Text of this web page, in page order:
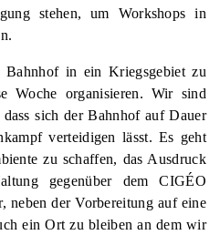
stehen, um Workshops in
Bahnhof in einKriegsgebiet zu
Woche organisieren. Wir sind
sich der Bahnhof auf Dauer
verteidigen lässt. Es geht
zu schaffen, das Ausdruck
gegenüber dem CIGÉO
neben der Vorbereitung auf eine
ein Ort zu bleiben an dem wir